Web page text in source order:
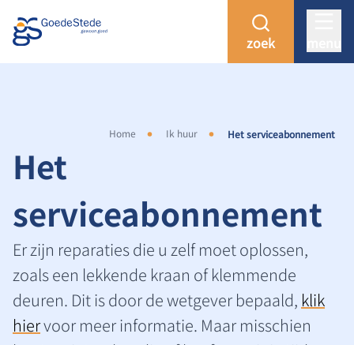
zoek
Home Ik huur Het serviceabonnement
Het
serviceabonnement
Er zijn reparaties die u zelf moet oplossen,
zoals een lekkende kraan of klemmende
deuren. Dit is door de wetgever bepaald, klik
hiervoor meer informatie. Maar misschien